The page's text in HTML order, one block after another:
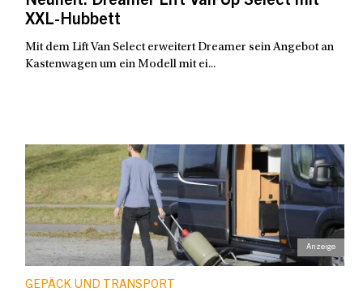
XXL-Hubbett
Mit dem Lift Van Select erweitert Dreamer sein Angebot an
Kastenwagen um ein Modell mit ei...
GEPÄCK UND TRANSPORT